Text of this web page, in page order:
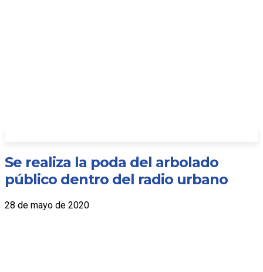
Se realiza la poda del arbolado
público dentro del radio urbano
28 de mayo de 2020